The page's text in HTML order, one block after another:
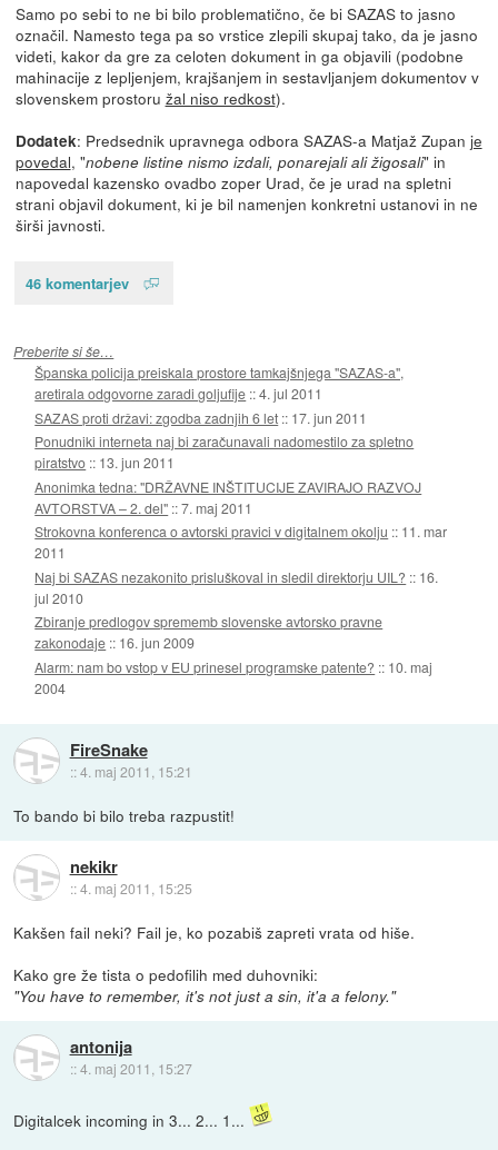
Samo po sebi to ne bi bilo problematično, če bi SAZAS to jasno
označil. Namesto tega pa so vrstice zlepili skupaj tako, da je jasno
videti, kakor da gre za celoten dokument in ga objavili (podobne
mahinacije z lepljenjem, krajšanjem in sestavljanjem dokumentov v
slovenskem prostoru žal niso redkost).
Dodatek: Predsednik upravnega odbora SAZAS-a Matjaž Zupan je
povedal, "nobene listine nismo izdali, ponarejali ali žigosali" in
napovedal kazensko ovadbo zoper Urad, če je urad na spletni
strani objavil dokument, ki je bil namenjen konkretni ustanovi in ne
širši javnosti.
46 komentarjev
Preberite si še…
Španska policija preiskala prostore tamkajšnjega "SAZAS-a",
aretirala odgovorne zaradi goljufije ::4. jul 2011
SAZAS proti državi: zgodba zadnjih 6 let :: 17. jun 2011
Ponudniki interneta naj bi zaračunavali nadomestilo za spletno
piratstvo :: 13. jun 2011
Anonimka tedna: "DRŽAVNE INŠTITUCIJE ZAVIRAJO RAZVOJ
AVTORSTVA – 2. del" ::7. maj 2011
Strokovna konferenca o avtorski pravici v digitalnem okolju :: 11. mar
2011
Naj bi SAZAS nezakonito prisluškoval in sledil direktorju UIL? :: 16.
jul 2010
Zbiranje predlogov sprememb slovenske avtorsko pravne
zakonodaje :: 16. jun 2009
Alarm: nam bo vstop v EU prinesel programske patente? :: 10. maj
2004
FireSnake
::4. maj 2011, 15:21
To bando bi bilo treba razpustit!
nekikr
::4. maj 2011, 15:25
Kakšen fail neki? Fail je, ko pozabiš zapreti vrata od hiše.
Kako gre že tista o pedofilih med duhovniki:
"You have to remember, it's not just a sin, it'a a felony."
antonija
::4. maj 2011, 15:27
Digitalcek incoming in 3... 2... 1...